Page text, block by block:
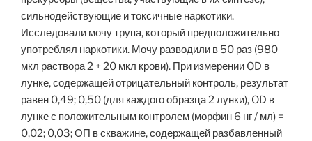
сильнодействующие и токсичные наркотики.
Исследовали мочу трупа, который предположительно
употреблял наркотики. Мочу разводили в 50 раз (980
мкл раствора 2 + 20 мкл крови). При измерении OD в
лунке, содержащей отрицательный контроль, результат
равен 0,49; 0,50 (для каждого образца 2 лунки), OD в
лунке с положительным контролем (морфин 6 нг / мл) =
0,02; 0,03; ОП в скважине, содержащей разбавленный